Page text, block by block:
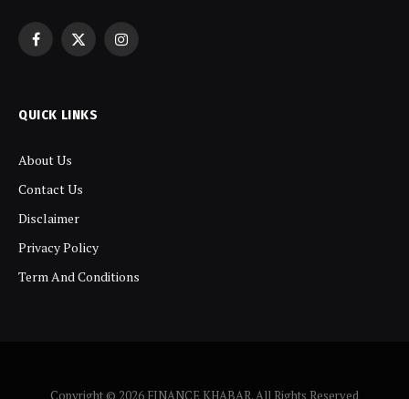
Facebook
X
Instagram
QUICK LINKS
About Us
Contact Us
Disclaimer
Privacy Policy
Term And Conditions
Copyright © 2026 FINANCE KHABAR. All Rights Reserved